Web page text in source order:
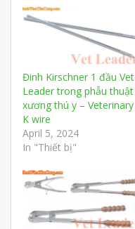
Đinh Kirschner 1 đầu Vet
Leader trong phẫu thuật
xương thú y – Veterinary
K wire
April 5, 2024
In "Thiết bị"